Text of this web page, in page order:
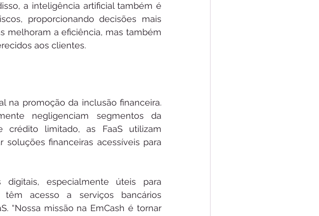
a inteligência artificial também é
proporcionando decisões mais
melhoram a eficiência, mas também
aos clientes.
na promoção da inclusão financeira.
negligenciam segmentos da
limitado, as FaaS utilizam
financeiras acessíveis para
digitais, especialmente úteis para
acesso a serviços bancários
“Nossa missão na EmCash é tornar